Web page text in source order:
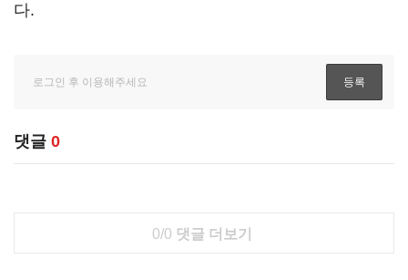
다.
댓글 0
0/0 댓글 더보기